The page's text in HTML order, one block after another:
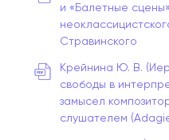
и «Балетные
Стравинского
Крейнина Ю. В.
свободы в
замысел
слушателем